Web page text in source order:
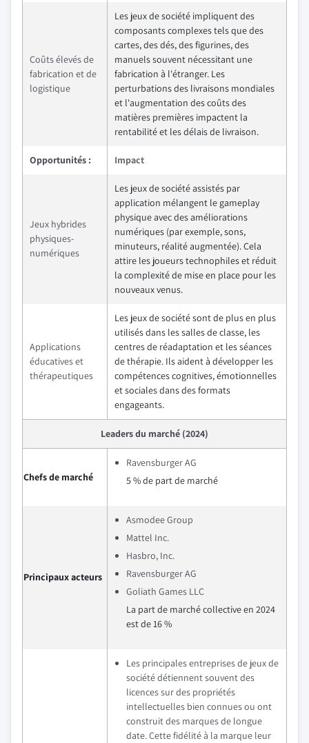
Coûts élevés de
fabrication et de
logistique
Les jeux de société impliquent des
composants complexes tels que des
cartes, des dés, des figurines, des
manuels souvent nécessitant une
fabrication à l'étranger. Les
perturbations des livraisons mondiales
et l'augmentation des coûts des
matières premières impactent la
rentabilité et les délais de livraison.
Opportunités : Impact
Jeux hybrides
physiques-
numériques
Les jeux de société assistés par
application mélangent le gameplay
physique avec des améliorations
numériques (par exemple, sons,
minuteurs, réalité augmentée). Cela
attire les joueurs technophiles et réduit
la complexité de mise en place pour les
nouveaux venus.
Applications
éducatives et
thérapeutiques
Les jeux de société sont de plus en plus
utilisés dans les salles de classe, les
centres de réadaptation et les séances
de thérapie. Ils aident à développer les
compétences cognitives, émotionnelles
et sociales dans des formats
engageants.
Leaders du marché (2024)
Chefs de marché
Ravensburger AG
5 % de part de marché
Principaux acteurs
Asmodee Group
Mattel Inc.
Hasbro, Inc.
Ravensburger AG
Goliath Games LLC
La part de marché collective en 2024
est de 16 %
Les principales entreprises de jeux de
société détiennent souvent des
licences sur des propriétés
intellectuelles bien connues ou ont
construit des marques de longue
date. Cette fidélité à la marque leur